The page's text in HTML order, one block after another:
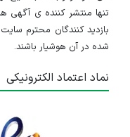
تنها منتشر کننده ی آگهی
بازدید کنندگان محترم
شده در آن هوشیار باشند.
نماد اعتماد الکترونیکی